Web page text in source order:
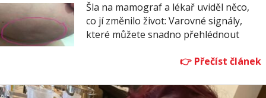
Šla na mamograf a lékař uviděl něco,
co jí změnilo život: Varovné signály,
které můžete snadno přehlédnout